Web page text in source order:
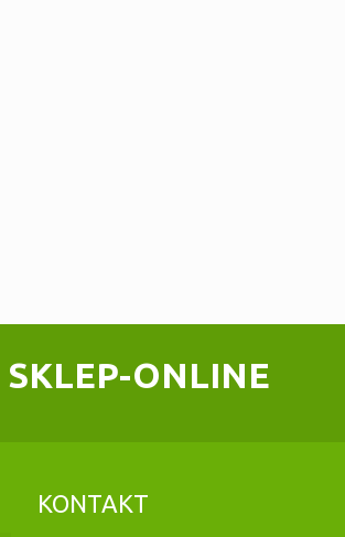
SKLEP-ONLINE
KONTAKT